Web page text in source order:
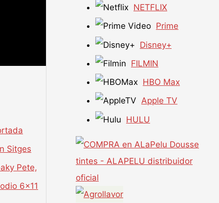
Pete,
6×11
NETFLIX
Prime
Disney+
FILMIN
HBO Max
Apple TV
HULU